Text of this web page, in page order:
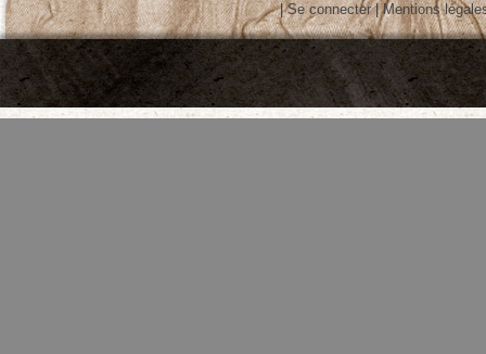
|Se connecter|Mentions